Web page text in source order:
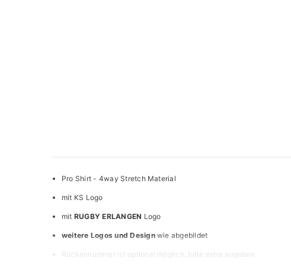
Pro Shirt - 4way Stretch Material
mit KS Logo
mit RUGBY ERLANGEN Logo
weitere Logos und Design wie abgebildet
Rückennummer ist optional möglich, bitte extra angeben